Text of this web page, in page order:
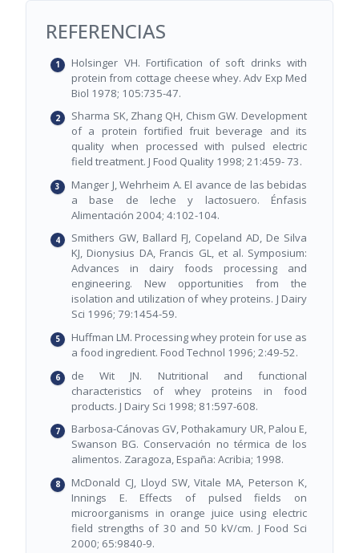
REFERENCIAS
Holsinger VH. Fortification of soft drinks with
protein from cottage cheese whey. Adv Exp Med
Biol 1978; 105:735-47.
Sharma SK, Zhang QH, Chism GW. Development
of a protein fortified fruit beverage and its
quality when processed with pulsed electric
field treatment. J Food Quality 1998; 21:459- 73.
Manger J, Wehrheim A. El avance de las bebidas
a base de leche y lactosuero. Énfasis
Alimentación 2004; 4:102-104.
Smithers GW, Ballard FJ, Copeland AD, De Silva
KJ, Dionysius DA, Francis GL, et al. Symposium:
Advances in dairy foods processing and
engineering. New opportunities from the
isolation and utilization of whey proteins. J Dairy
Sci 1996; 79:1454-59.
Huffman LM. Processing whey protein for use as
a food ingredient. Food Technol 1996; 2:49-52.
de Wit JN. Nutritional and functional
characteristics of whey proteins in food
products. J Dairy Sci 1998; 81:597-608.
Barbosa-Cánovas GV, Pothakamury UR, Palou E,
Swanson BG. Conservación no térmica de los
alimentos. Zaragoza, España: Acribia; 1998.
McDonald CJ, Lloyd SW, Vitale MA, Peterson K,
Innings E. Effects of pulsed fields on
microorganisms in orange juice using electric
field strengths of 30 and 50 kV/cm. J Food Sci
2000; 65:9840-9.